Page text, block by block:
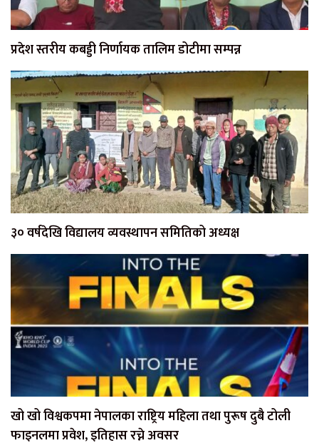
प्रदेश स्तरीय कबड्डी निर्णायक तालिम डोटीमा सम्पन्न
३० वर्षदेखि विद्यालय व्यवस्थापन समितिको अध्यक्ष
खो खो विश्वकपमा नेपालका राष्ट्रिय महिला तथा पुरूष दुबै टोली
फाइनलमा प्रवेश, इतिहास रच्ने अवसर